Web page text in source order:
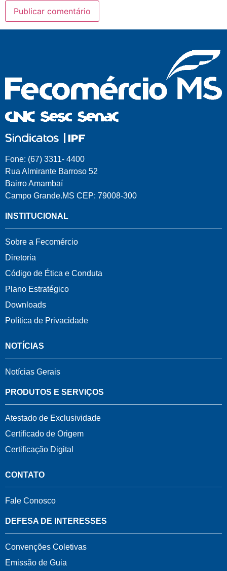
Fone: (67) 3311- 4400
Rua Almirante Barroso 52
Bairro Amambaí
Campo Grande.MS CEP: 79008-300
INSTITUCIONAL
Sobre a Fecomércio
Diretoria
Código de Ética e Conduta
Plano Estratégico
Downloads
Política de Privacidade
NOTÍCIAS
Notícias Gerais
PRODUTOS E SERVIÇOS
Atestado de Exclusividade
Certificado de Origem
Certificação Digital
CONTATO
Fale Conosco
DEFESA DE INTERESSES
Convenções Coletivas
Emissão de Guia